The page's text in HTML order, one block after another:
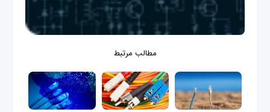
مطالب مرتبط